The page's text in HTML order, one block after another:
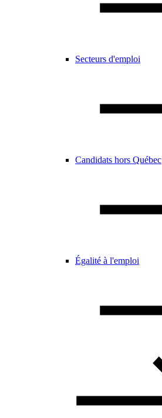
Secteurs d'emploi
Candidats hors Québec
Égalité à l'emploi